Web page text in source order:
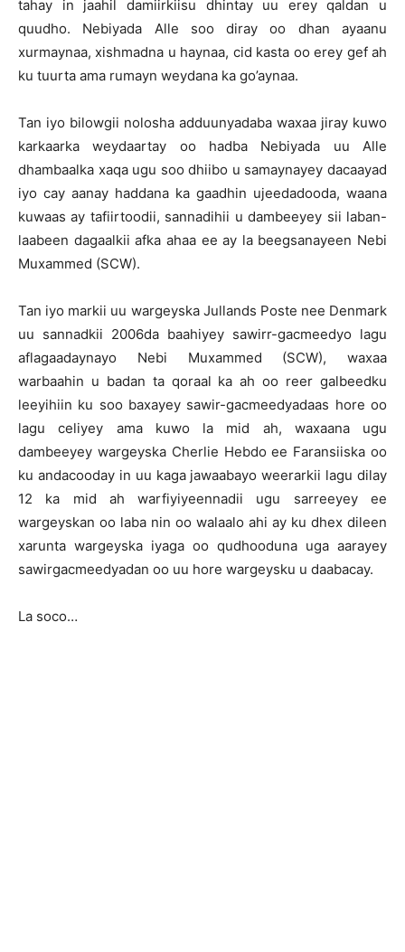
tahay in jaahil damiirkiisu dhintay uu erey qaldan u
quudho. Nebiyada Alle soo diray oo dhan ayaanu
xurmaynaa, xishmadna u haynaa, cid kasta oo erey gef ah
ku tuurta ama rumayn weydana ka go’aynaa.
Tan iyo bilowgii nolosha adduunyadaba waxaa jiray kuwo
karkaarka weydaartay oo hadba Nebiyada uu Alle
dhambaalka xaqa ugu soo dhiibo u samaynayey dacaayad
iyo cay aanay haddana ka gaadhin ujeedadooda, waana
kuwaas ay tafiirtoodii, sannadihii u dambeeyey sii laban-
laabeen dagaalkii afka ahaa ee ay la beegsanayeen Nebi
Muxammed (SCW).
Tan iyo markii uu wargeyska Jullands Poste nee Denmark
uu sannadkii 2006da baahiyey sawirr-gacmeedyo lagu
aflagaadaynayo Nebi Muxammed (SCW), waxaa
warbaahin u badan ta qoraal ka ah oo reer galbeedku
leeyihiin ku soo baxayey sawir-gacmeedyadaas hore oo
lagu celiyey ama kuwo la mid ah, waxaana ugu
dambeeyey wargeyska Cherlie Hebdo ee Faransiiska oo
ku andacooday in uu kaga jawaabayo weerarkii lagu dilay
12 ka mid ah warfiyiyeennadii ugu sarreeyey ee
wargeyskan oo laba nin oo walaalo ahi ay ku dhex dileen
xarunta wargeyska iyaga oo qudhooduna uga aarayey
sawirgacmeedyadan oo uu hore wargeysku u daabacay.
La soco…